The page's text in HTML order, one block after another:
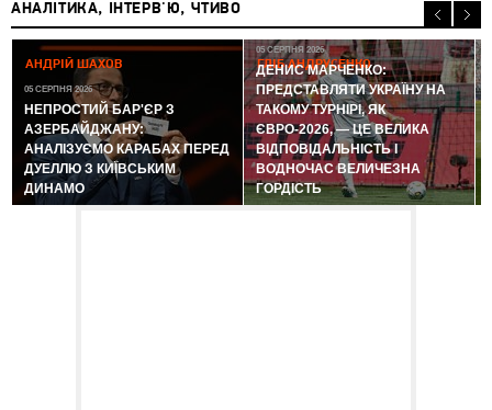
АНАЛІТИКА, ІНТЕРВ'Ю, ЧТИВО
АНДРІЙ ШАХОВ
05 СЕРПНЯ 2026
НЕПРОСТИЙ БАР'ЄР З
АЗЕРБАЙДЖАНУ:
АНАЛІЗУЄМО КАРАБАХ ПЕРЕД
ДУЕЛЛЮ З КИЇВСЬКИМ
ДИНАМО
ГЛІБ АНДРУСЕНКО
05 СЕРПНЯ 2026
ДЕНИС МАРЧЕНКО:
ПРЕДСТАВЛЯТИ УКРАЇНУ НА
ТАКОМУ ТУРНІРІ, ЯК
ЄВРО-2026, — ЦЕ ВЕЛИКА
ВІДПОВІДАЛЬНІСТЬ І
ВОДНОЧАС ВЕЛИЧЕЗНА
ГОРДІСТЬ